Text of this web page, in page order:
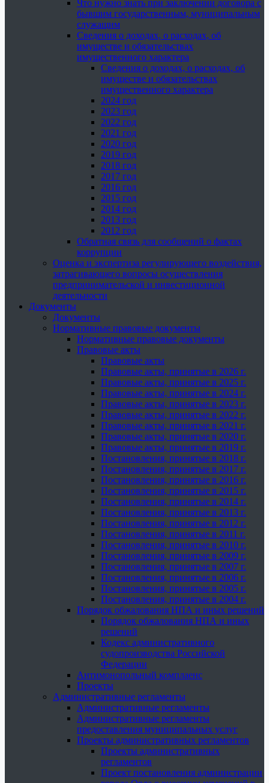
Что нужно знать при заключении договора с
бывшим государственным, муниципальным
служащим
Сведения о доходах, о расходах, об
имуществе и обязательствах
имущественного характера
Сведения о доходах, о расходах, об
имуществе и обязательствах
имущественного характера
2024 год
2023 год
2022 год
2021 год
2020 год
2019 год
2018 год
2017 год
2016 год
2015 год
2014 год
2013 год
2012 год
Обратная связь для сообщений о фактах
коррупции
Оценка и экспертиза регулирующего воздействия,
затрагивающего вопросы осуществления
предпринимательской и инвестиционной
деятельности
Документы
Документы
Нормативные правовые документы
Нормативные правовые документы
Правовые акты
Правовые акты
Правовые акты, принятые в 2026 г.
Правовые акты, принятые в 2025 г.
Правовые акты, принятые в 2024 г.
Правовые акты, принятые в 2023 г.
Правовые акты, принятые в 2022 г.
Правовые акты, принятые в 2021 г.
Правовые акты, принятые в 2020 г.
Правовые акты, принятые в 2019 г.
Постановления, принятые в 2018 г.
Постановления, принятые в 2017 г.
Постановления, принятые в 2016 г.
Постановления, принятые в 2015 г.
Постановления, принятые в 2014 г.
Постановления, принятые в 2013 г.
Постановления, принятые в 2012 г.
Постановления, принятые в 2011 г.
Постановления, принятые в 2010 г.
Постановления, принятые в 2009 г.
Постановления, принятые в 2007 г.
Постановления, принятые в 2006 г.
Постановления, принятые в 2005 г.
Постановления, принятые в 2004 г.
Порядок обжалования НПА и иных решений
Порядок обжалования НПА и иных
решений
Кодекс административного
судопроизводства Российской
Федерации
Антимонопольный комплаенс
Проекты
Административные регламенты
Административные регламенты
Административные регламенты
предоставления муниципальных услуг
Проекты административных регламентов
Проекты административных
регламентов
Проект постановления администрации